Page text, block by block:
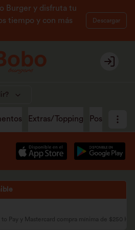
Burger y disfruta tu
tiempo y con más
Descargar
Login
Extras/Topping Postres
Pay y Mastercard compra mínima de $250 H2